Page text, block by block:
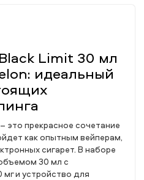
Limit 30 мл
идеальный
это прекрасное сочетание
как опытным вейперам,
сигарет. В наборе
30 мл с
и устройство для